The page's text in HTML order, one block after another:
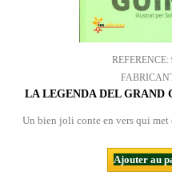
REFERENCE:
LA LEGENDA DEL GRAND
Un bien joli conte en vers qui met
Ajouter au